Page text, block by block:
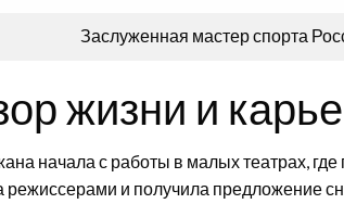
Заслуженная мастер спорта
жизни и
начала с работы в малых театрах,
и получила предложение